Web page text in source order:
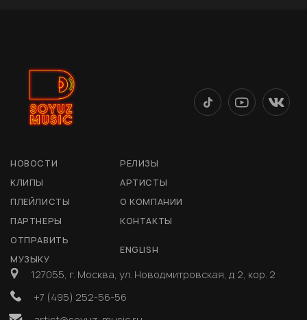
НОВОСТИ
РЕЛИЗЫ
КЛИПЫ
АРТИСТЫ
ПЛЕЙЛИСТЫ
О КОМПАНИИ
ПАРТНЕРЫ
КОНТАКТЫ
ОТПРАВИТЬ
МУЗЫКУ
ENGLISH
127055, г. Москва, ул. Новодмитровская, д 2, кор. 2
+7 (495) 252-56-56